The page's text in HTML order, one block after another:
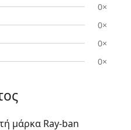
0×
0×
0×
0×
μάρκα Ray-ban